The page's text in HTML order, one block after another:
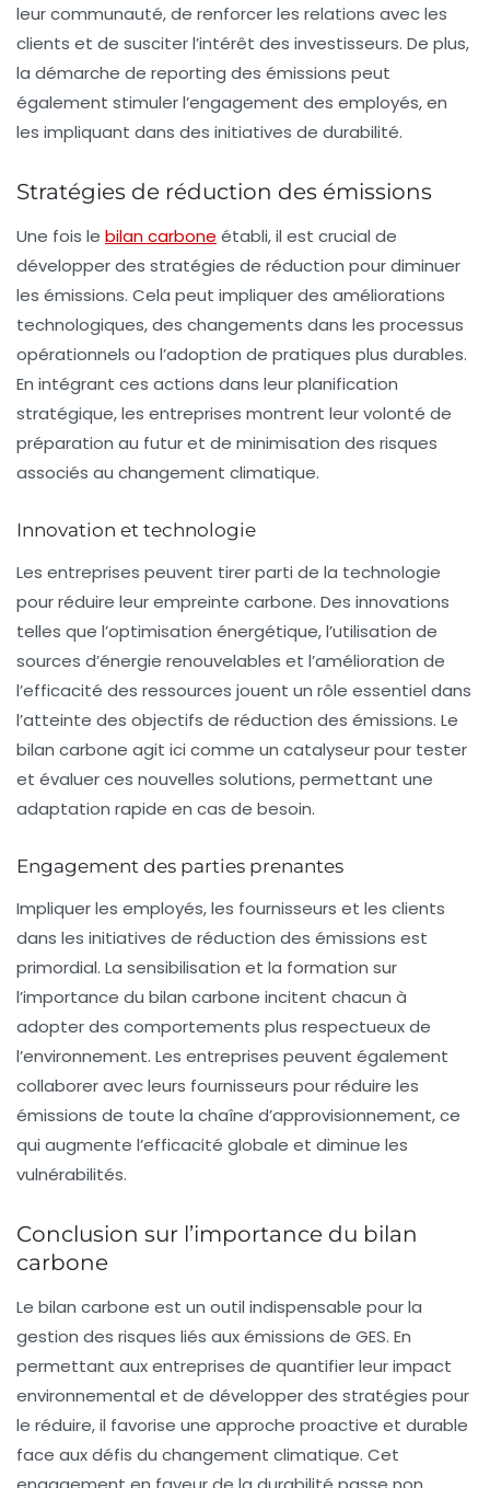
leur communauté, de renforcer les relations avec les
clients et de susciter l’intérêt des investisseurs. De plus,
la démarche de reporting des émissions peut
également stimuler l’engagement des employés, en
les impliquant dans des initiatives de durabilité.
Stratégies de réduction des émissions
Une fois le bilan carbone établi, il est crucial de
développer des stratégies de réduction pour diminuer
les émissions. Cela peut impliquer des améliorations
technologiques, des changements dans les processus
opérationnels ou l’adoption de pratiques plus durables.
En intégrant ces actions dans leur planification
stratégique, les entreprises montrent leur volonté de
préparation au futur et de minimisation des risques
associés au changement climatique.
Innovation et technologie
Les entreprises peuvent tirer parti de la technologie
pour réduire leur empreinte carbone. Des innovations
telles que l’optimisation énergétique, l’utilisation de
sources d’énergie renouvelables et l’amélioration de
l’efficacité des ressources jouent un rôle essentiel dans
l’atteinte des objectifs de réduction des émissions. Le
bilan carbone agit ici comme un catalyseur pour tester
et évaluer ces nouvelles solutions, permettant une
adaptation rapide en cas de besoin.
Engagement des parties prenantes
Impliquer les employés, les fournisseurs et les clients
dans les initiatives de réduction des émissions est
primordial. La sensibilisation et la formation sur
l’importance du bilan carbone incitent chacun à
adopter des comportements plus respectueux de
l’environnement. Les entreprises peuvent également
collaborer avec leurs fournisseurs pour réduire les
émissions de toute la chaîne d’approvisionnement, ce
qui augmente l’efficacité globale et diminue les
vulnérabilités.
Conclusion sur l’importance du bilan
carbone
Le bilan carbone est un outil indispensable pour la
gestion des risques liés aux émissions de GES. En
permettant aux entreprises de quantifier leur impact
environnemental et de développer des stratégies pour
le réduire, il favorise une approche proactive et durable
face aux défis du changement climatique. Cet